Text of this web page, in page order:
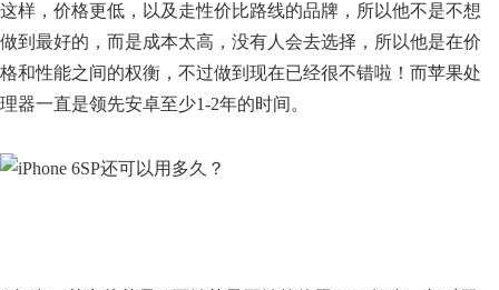
这样，价格更低，以及走性价比路线的品牌，所以他不是不想
做到最好的，而是成本太高，没有人会去选择，所以他是在价
格和性能之间的权衡，不过做到现在已经很不错啦！而苹果处
理器一直是领先安卓至少1-2年的时间。